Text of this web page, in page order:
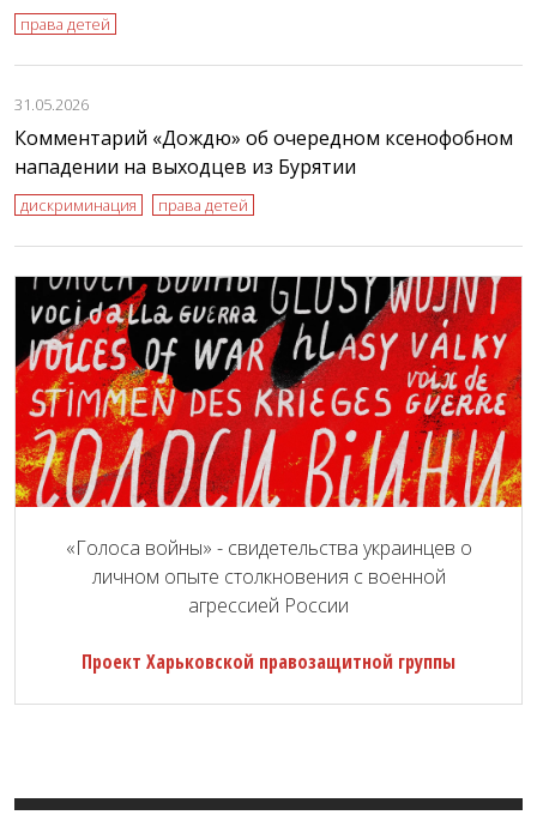
права детей
31.05.2026
Комментарий «Дождю» об очередном ксенофобном
нападении на выходцев из Бурятии
дискриминация права детей
«Голоса войны» - свидетельства украинцев о
личном опыте столкновения с военной
агрессией России
Проект Харьковской правозащитной группы